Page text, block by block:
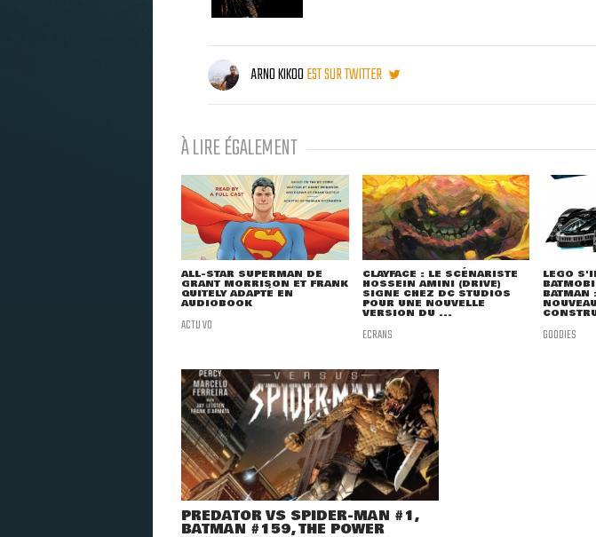
ARNO KIKOOEST SUR TWITTER
À LIRE ÉGALEMENT
ALL-STAR SUPERMAN DE
GRANT MORRISON ET FRANK
QUITELY ADAPTÉ EN
AUDIOBOOK
ACTU VO
CLAYFACE : LE SCÉNARISTE
HOSSEIN AMINI (DRIVE)
SIGNE CHEZ DC STUDIOS
POUR UNE NOUVELLE
VERSION DU ...
ECRANS
LEGO
BATMAN
GOODIES
PREDATOR VS SPIDER-MAN #1,
BATMAN #159, THE POWER